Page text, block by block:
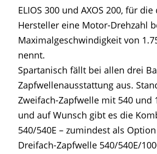
ELIOS 300 und AXOS 200, für die
Hersteller eine Motor-Drehzahl
Maximalgeschwindigkeit von
nennt.
Spartanisch fällt bei allen drei
Zapfwellenausstattung aus.
Zweifach-Zapfwelle mit 540 und
und auf Wunsch gibt es die
540/540E – zumindest als
Dreifach-Zapfwelle 540/540E/